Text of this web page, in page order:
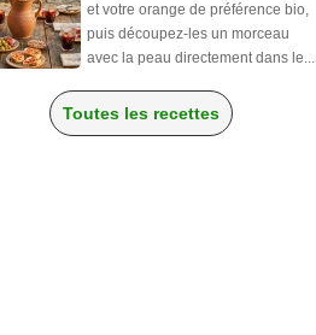
et votre orange de préférence bio,
puis découpez-les un morceau
avec la peau directement dans le...
Toutes les recettes